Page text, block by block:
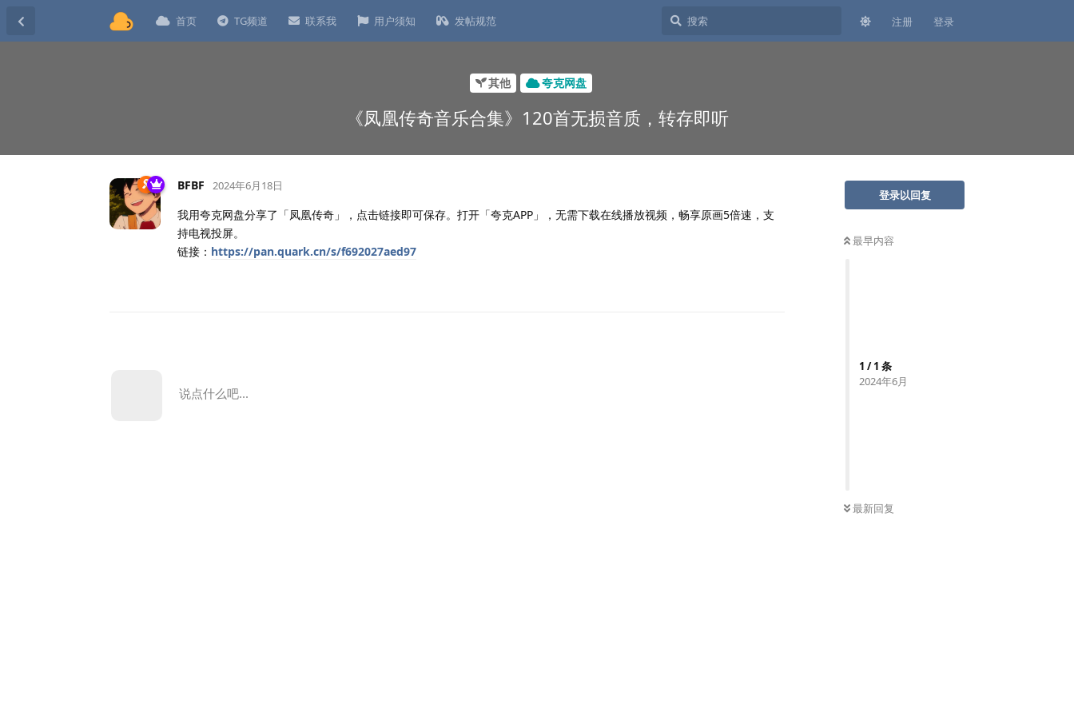
首页 TG频道 联系我 用户须知 发帖规范 注册 登录
其他 夸克网盘
《凤凰传奇音乐合集》120首无损音质，转存即听
登录以回复
最早内容
1 /1 条
2024年6月
最新回复
BFBF 2024年6月18日
我用夸克网盘分享了「凤凰传奇」，点击链接即可保存。打开「夸克APP」，无需下载在线播放视频，畅享原画5倍速，支
持电视投屏。
链接： https://pan.quark.cn/s/f692027aed97
说点什么吧...